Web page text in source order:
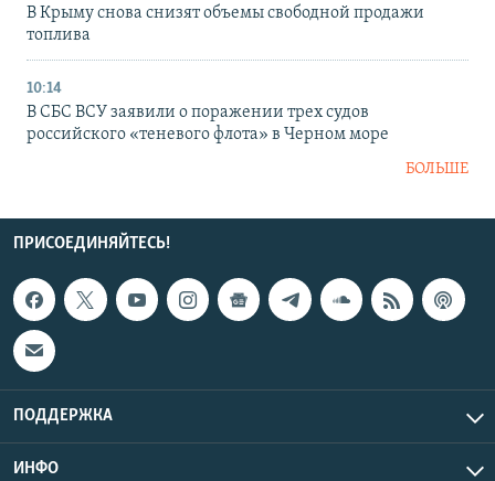
В Крыму снова снизят объемы свободной продажи
топлива
10:14
В СБС ВСУ заявили о поражении трех судов
российского «теневого флота» в Черном море
БОЛЬШЕ
ПРИСОЕДИНЯЙТЕСЬ!
ПОДДЕРЖКА
ИНФО